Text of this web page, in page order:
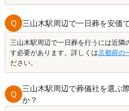
Q 三山木駅周辺で一日葬を安価
三山木駅周辺で一日葬を行うには近隣
す必要があります。詳しくは京都府の
ださい。
Q
三山木駅周辺で葬儀社を選ぶ
か？